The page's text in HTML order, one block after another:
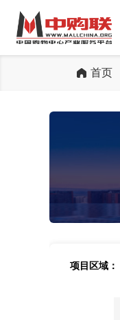
首页
项目区域：